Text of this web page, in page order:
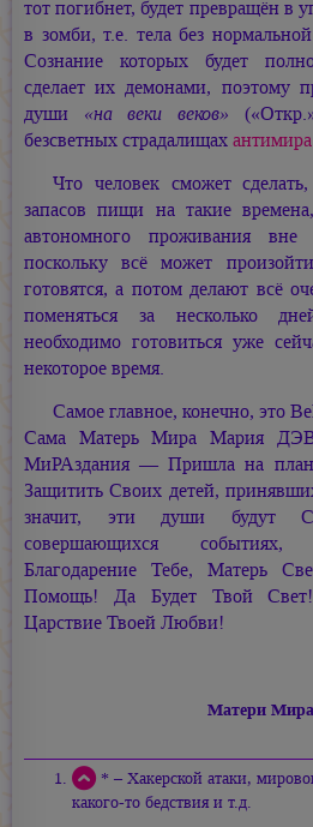
тот погибнет, будет превращён в
в зомби, т.е. тела без
Сознание которых будет
сделает их демонами, поэтому
души «на веки веков»
безсветных страдалищахантимира
Что человек сможет
запасов пищи на такие
автономного проживания
поскольку всё может
готовятся, а потом делают всё
поменяться за несколько
необходимо готовиться уже
некоторое время.
Самое главное, конечно, это
Сама Матерь Мира Мария
МиРАздания — Пришла на
Защитить Своих детей,
значит, эти души будут
совершающихся
Благодарение Тебе, Матерь
Помощь! Да Будет Твой
Царствие Твоей Любви!
Матери
* – Хакерской атаки,
какого-то бедствия и т.д.